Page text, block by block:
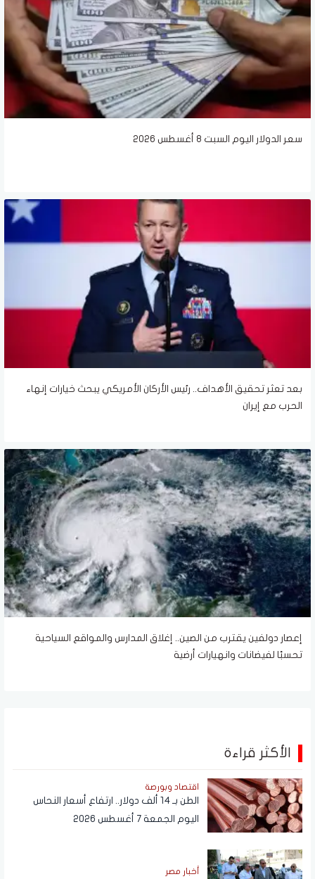
سعر الدولار اليوم السبت 8 أغسطس 2026
بعد تعثر تحقيق الأهداف.. رئيس الأركان الأمريكي يبحث خيارات إنهاء
الحرب مع إيران
إعصار دولفين يقترب من الصين.. إغلاق المدارس والمواقع السياحية
تحسبًا لفيضانات وانهيارات أرضية
الأكثر قراءة
اقتصاد وبورصة
الطن بـ 14 ألف دولار.. ارتفاع أسعار النحاس
اليوم الجمعة 7 أغسطس 2026
أخبار مصر